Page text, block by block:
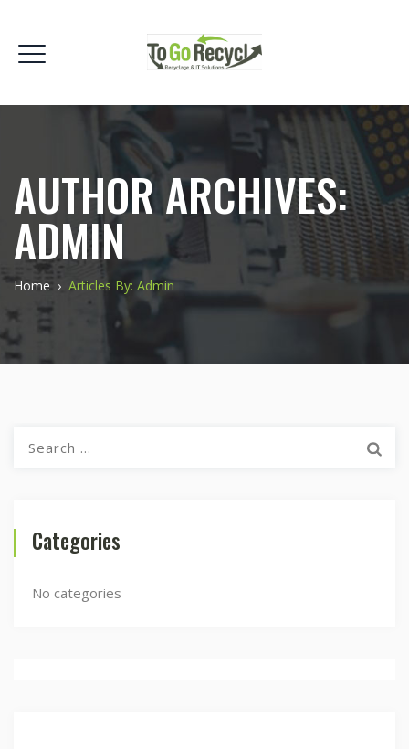
AUTHOR ARCHIVES:
ADMIN
Home › Articles By: Admin
Categories
No categories